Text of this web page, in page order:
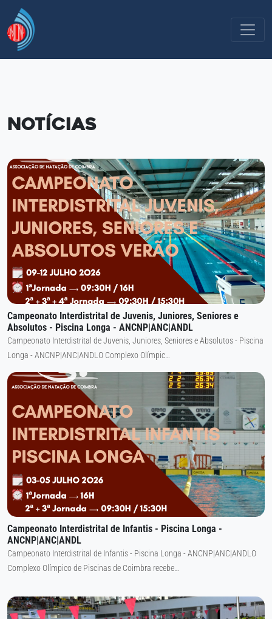
Notícias
Campeonato Interdistrital de Juvenis, Juniores, Seniores e
Absolutos - Piscina Longa - ANCNP|ANC|ANDL
Campeonato Interdistrital de Juvenis, Juniores, Seniores e Absolutos - Piscina
Longa - ANCNP|ANC|ANDLO Complexo Olímpic…
Campeonato Interdistrital de Infantis - Piscina Longa -
ANCNP|ANC|ANDL
Campeonato Interdistrital de Infantis - Piscina Longa - ANCNP|ANC|ANDLO
Complexo Olímpico de Piscinas de Coimbra recebe…